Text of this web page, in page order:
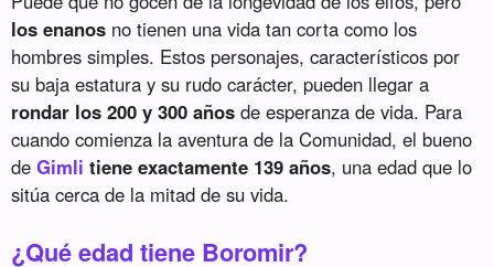
los enanos no tienen una vida tan corta como los
hombres simples. Estos personajes, característicos por
su baja estatura y su rudo carácter, pueden llegar a
rondar los 200 y 300 años de esperanza de vida. Para
cuando comienza la aventura de la Comunidad, el bueno
deGimli tiene exactamente 139 años, una edad que lo
sitúa cerca de la mitad de su vida.
¿Qué edad tiene Boromir?